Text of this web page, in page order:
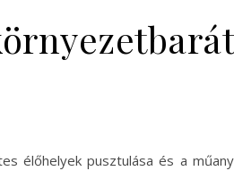
élőhelyek pusztulása és a